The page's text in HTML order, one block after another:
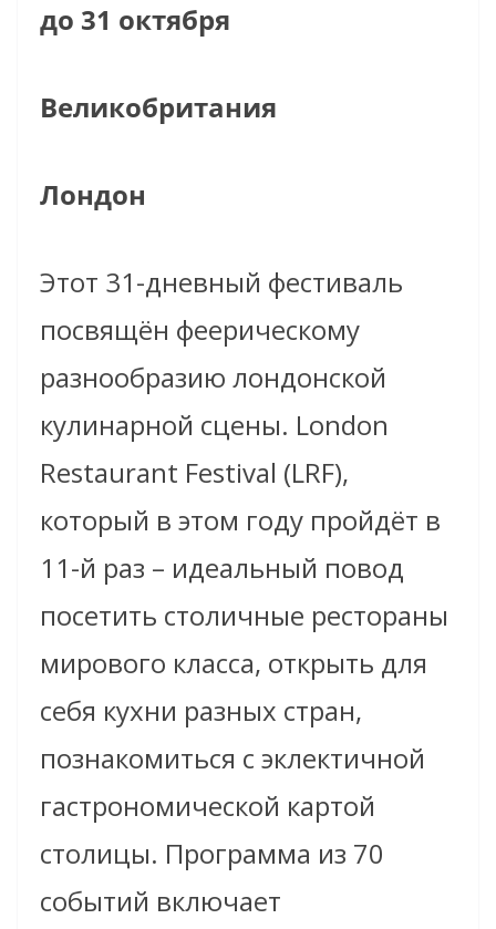
до 31 октября
Великобритания
Лондон
Этот 31-дневный фестиваль
посвящён феерическому
разнообразию лондонской
кулинарной сцены. London
Restaurant Festival (LRF),
который в этом году пройдёт в
11-й раз – идеальный повод
посетить столичные рестораны
мирового класса, открыть для
себя кухни разных стран,
познакомиться с эклектичной
гастрономической картой
столицы. Программа из 70
событий включает